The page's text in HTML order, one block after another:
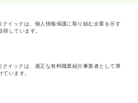
イックは、個人情報保護に取り組む企業を示す
しています。
イックは、適正な有料職業紹介事業者として厚
います。